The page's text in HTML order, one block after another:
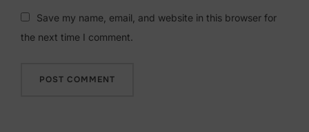
Save my name, email, and website in this browser for
the next time I comment.